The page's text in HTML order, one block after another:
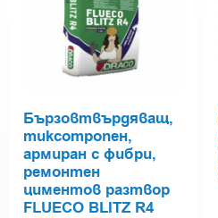
Бързовтвърдяващ,
тиксотропен,
армиран с фибри,
ремонтен
циментов разтвор
FLUECO BLITZ R4